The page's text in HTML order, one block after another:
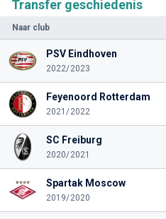
Transfer geschiedenis
Naar club
PSV Eindhoven
2022/2023
Feyenoord Rotterdam
2021/2022
SC Freiburg
2020/2021
Spartak Moscow
2019/2020